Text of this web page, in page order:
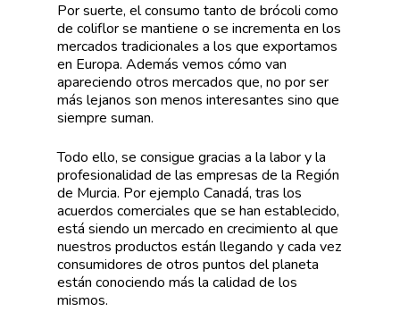
Por suerte, el consumo tanto de brócoli como
de coliflor se mantiene o se incrementa en los
mercados tradicionales a los que exportamos
en Europa. Además vemos cómo van
apareciendo otros mercados que, no por ser
más lejanos son menos interesantes sino que
siempre suman.
Todo ello, se consigue gracias a la labor y la
profesionalidad de las empresas de la Región
de Murcia. Por ejemplo Canadá, tras los
acuerdos comerciales que se han establecido,
está siendo un mercado en crecimiento al que
nuestros productos están llegando y cada vez
consumidores de otros puntos del planeta
están conociendo más la calidad de los
mismos.